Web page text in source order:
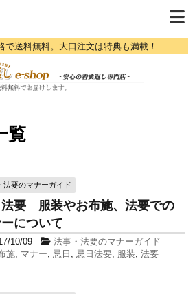
で送料無料。大口注文は特典も満載！
覧
法要のマナーガイド
法要 服装やお布施、法要での
について
10/09 -法事・法要のマナーガイド
施 マナー 忌日 忌日法要 服装 法要